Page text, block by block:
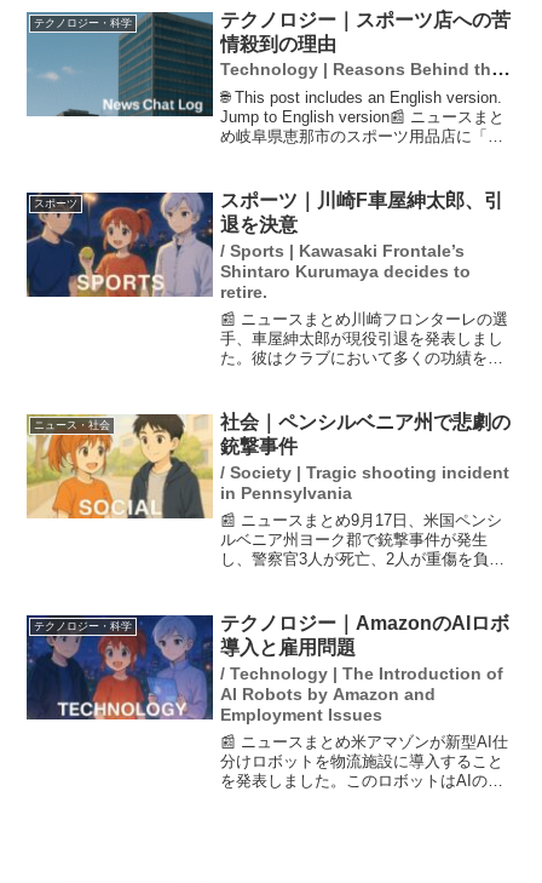
す。このマンションは全戸が1億円を超
え、中心価格は2億...
テクノロジー・科学
テクノロジー｜スポーツ店への苦
情殺到の理由
Technology | Reasons Behind the
Flood of Complaints to Sports
Stores
🌐 This post includes an English version.
Jump to English version📰 ニュースまと
め岐阜県恵那市のスポーツ用品店に「買
スポーツ
スポーツ｜川崎F車屋紳太郎、引
退を決意
/ Sports | Kawasaki Frontale’s
Shintaro Kurumaya decides to
retire.
📰 ニュースまとめ川崎フロンターレの選
手、車屋紳太郎が現役引退を発表しまし
た。彼はクラブにおいて多くの功績を残
ての道を考えているとのことで、今後の
活躍にも期待が寄せられ...
ニュース・社会
社会｜ペンシルベニア州で悲劇の
銃撃事件
/ Society | Tragic shooting incident
in Pennsylvania
📰 ニュースまとめ9月17日、米国ペンシ
ルベニア州ヨーク郡で銃撃事件が発生
し、警察官3人が死亡、2人が重傷を負っ
回の事件は米国における銃問題の深刻さ
を再度浮き彫りにする...
テクノロジー・科学
テクノロジー｜AmazonのAIロボ
導入と雇用問題
/ Technology | The Introduction of
AI Robots by Amazon and
Employment Issues
📰 ニュースまとめ米アマゾンが新型AI仕
分けロボットを物流施設に導入すること
を発表しました。このロボットはAIの判